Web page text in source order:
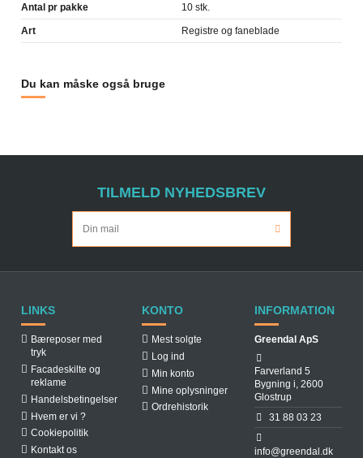
Antal pr pakke 10 stk.
Art Registre og faneblade
Du kan måske også bruge
TILMELD NYHEDSBREV
LINKS
Bæreposer med
tryk
Facadeskilte og
reklame
Handelsbetingelser
Hvem er vi ?
Cookiepolitik
Kontakt os
KONTO
Mest solgte
Log ind
Min konto
Mine oplysninger
Ordrehistorik
INFORMATION
Greendal ApS
Farverland 5
Bygning i, 2600
Glostrup
31 88 03 23
info@greendal.dk